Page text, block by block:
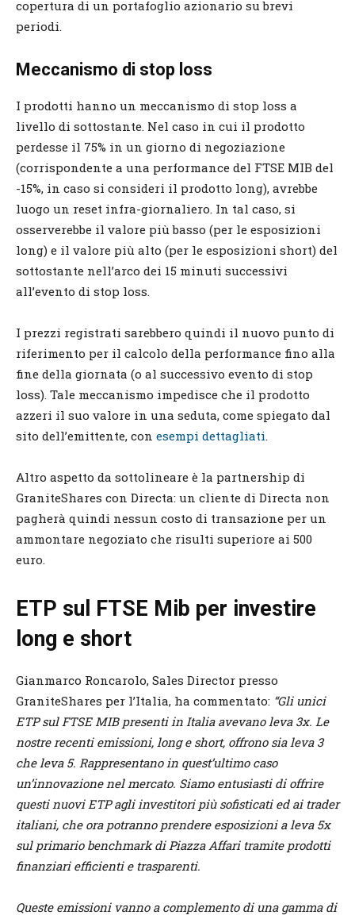
copertura di un portafoglio azionario su brevi
periodi.
Meccanismo di stop loss
I prodotti hanno un meccanismo di stop loss a
livello di sottostante. Nel caso in cui il prodotto
perdesse il 75% in un giorno di negoziazione
(corrispondente a una performance del FTSE MIB del
-15%, in caso si consideri il prodotto long), avrebbe
luogo un reset infra-giornaliero. In tal caso, si
osserverebbe il valore più basso (per le esposizioni
long) e il valore più alto (per le esposizioni short) del
sottostante nell’arco dei 15 minuti successivi
all’evento di stop loss.
I prezzi registrati sarebbero quindi il nuovo punto di
riferimento per il calcolo della performance fino alla
fine della giornata (o al successivo evento di stop
loss). Tale meccanismo impedisce che il prodotto
azzeri il suo valore in una seduta, come spiegato dal
sito dell’emittente, con esempi dettagliati.
Altro aspetto da sottolineare è la partnership di
GraniteShares con Directa: un cliente di Directa non
pagherà quindi nessun costo di transazione per un
ammontare negoziato che risulti superiore ai 500
euro.
ETP sul FTSE Mib per investire
long e short
Gianmarco Roncarolo, Sales Director presso
GraniteShares per l’Italia, ha commentato: “Gli unici
ETP sul FTSE MIB presenti in Italia avevano leva 3x. Le
nostre recenti emissioni, long e short, offrono sia leva 3
che leva 5. Rappresentano in quest’ultimo caso
un’innovazione nel mercato. Siamo entusiasti di offrire
questi nuovi ETP agli investitori più sofisticati ed ai trader
italiani, che ora potranno prendere esposizioni a leva 5x
sul primario benchmark di Piazza Affari tramite prodotti
finanziari efficienti e trasparenti.
Queste emissioni vanno a complemento di una gamma di